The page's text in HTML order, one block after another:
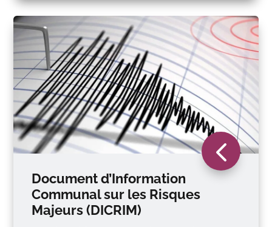
Document d’Information
Communal sur les Risques
Majeurs (DICRIM)
4